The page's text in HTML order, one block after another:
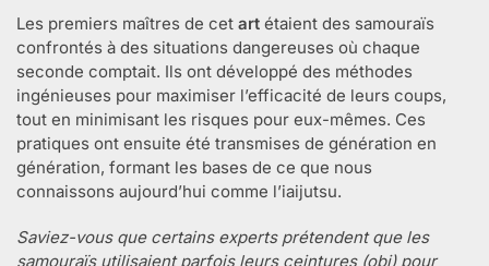
Les premiers maîtres de cet art étaient des samouraïs
confrontés à des situations dangereuses où chaque
seconde comptait. Ils ont développé des méthodes
ingénieuses pour maximiser l’efficacité de leurs coups,
tout en minimisant les risques pour eux-mêmes. Ces
pratiques ont ensuite été transmises de génération en
génération, formant les bases de ce que nous
connaissons aujourd’hui comme l’iaijutsu.
Saviez-vous que certains experts prétendent que les
samouraïs utilisaient parfois leurs ceintures (obi) pour